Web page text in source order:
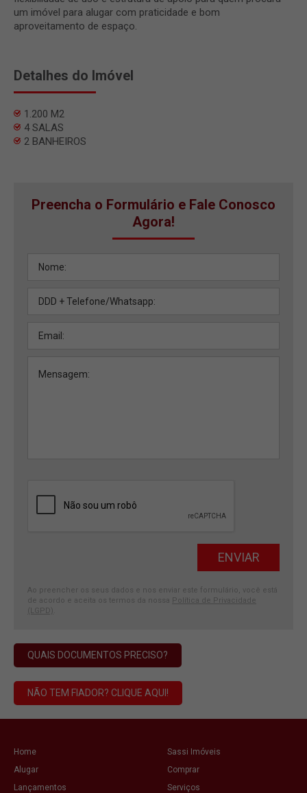
um imóvel para alugar com praticidade e bom
aproveitamento de espaço.
Detalhes do Imóvel
1.200 M2
4 SALAS
2 BANHEIROS
Preencha o Formulário e Fale Conosco
Agora!
Ao preencher os seus dados e nos enviar este formulário, você está
de acordo e aceita os termos da nossa Política de Privacidade
(LGPD)
QUAIS DOCUMENTOS PRECISO?
NÃO TEM FIADOR? CLIQUE AQUI!
Home
Sassi Imóveis
Alugar
Comprar
Lançamentos
Serviços